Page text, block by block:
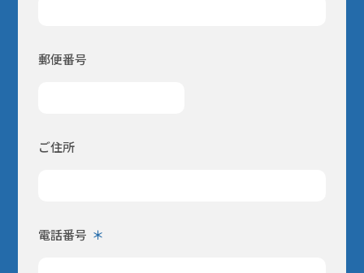
郵便番号
ご住所
電話番号